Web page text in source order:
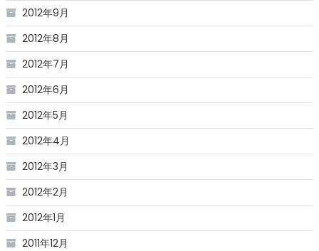
2012年9月
2012年8月
2012年7月
2012年6月
2012年5月
2012年4月
2012年3月
2012年2月
2012年1月
2011年12月